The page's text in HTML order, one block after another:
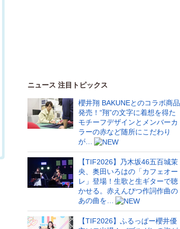
ニュース 注目トピックス
櫻井翔 BAKUNEとのコラボ商品
発売！“翔”の文字に着想を得た
モチーフデザインとメンバーカ
ラーの赤など随所にこだわり
が…
【TIF2026】乃木坂46五百城茉
央、奥田いろはの「カフェオー
レ」登場！生歌と生ギターで聴
かせる。赤えんぴつ作詞作曲の
あの曲を…
【TIF2026】ふるっぱー櫻井優